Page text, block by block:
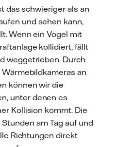
das schwieriger als an
und sehen kann,
Wenn ein Vogel mit
kollidiert, fällt
weggetrieben. Durch
an
können wir die
unter denen es
Kollision kommt. Die
am Tag auf und
Richtungen direkt